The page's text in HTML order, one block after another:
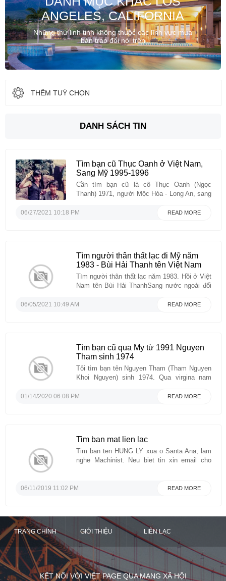
ANGELES, CALIFORNIA
Những thứ linh tinh không thuộc các lĩnh vực mua
bán trao đổi nói trên
THÊM TUỲ CHỌN
DANH SÁCH TIN
Tìm bạn cũ Thục Oanh ở Việt Nam,
Sang Mỹ 1995-1996
Cần tìm bạn cũ là cô Thục Oanh (Ngọc
Thanh) 1971, người Mộc Hóa - Long An, sang
ai có thông tin, vui lòng liên hệPham Trung
06/27/2021 10:18 PM READ MORE
Tìm người thân thất lạc đi Mỹ năm
1983 - Bùi Hải Thanh tên Việt Nam
Tìm người thân thất lạc năm 1983. Hồi ở Việt
Nam tên Bùi Hải ThanhSang nước ngoài đổi
Tý)Đã thất lạc cách đây 40 năm hơn. Mong
06/05/2021 10:49 AM READ MORE
Tìm bạn cũ qua My từ 1991 Nguyen
Tham sinh 1974
Tôi tìm bạn tên Nguyen Tham (Tham Nguyen
Khoi Nguyen) sinh 1974. Qua virgina nam
chuyen qua cali. Vợ làm nail. Xin gui thong tin
01/14/2020 06:08 PM READ MORE
Tim ban mat lien lac
Tim ban ten HUNG LY xua o Santa Ana, lam
nghe Machinist. Neu biet tin xin email cho
06/11/2019 11:02 PM READ MORE
TRANG CHÍNH GIỚI THIỆU LIÊN LẠC
KẾT NỐI VỚI VIỆT PAGE QUA MẠNG XÃ HỘI